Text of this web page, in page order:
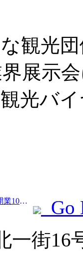
観光
展示
光バ
Prev:上海ディズニーリゾートは開業10周年を迎え、これまでに1億人以上の来場者数を記録した。
Go
一街16